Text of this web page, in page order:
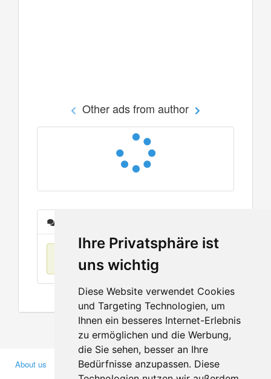
Ihre Privatsphäre ist
uns wichtig
Diese Website verwendet Cookies
und Targeting Technologien, um
Ihnen ein besseres Internet-Erlebnis
zu ermöglichen und die Werbung,
die Sie sehen, besser an Ihre
Bedürfnisse anzupassen. Diese
Other ads from author
No items found
About us
Business Partners